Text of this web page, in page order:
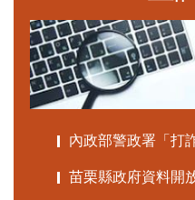
內政部警政署「打
苗栗縣政府資料開